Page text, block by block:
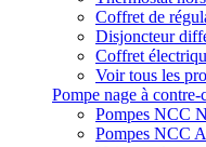
Coffret de
Disjoncteur
Coffret
Voir tous les
Pompe nage à contre-
Pompes NCC
Pompes NCC